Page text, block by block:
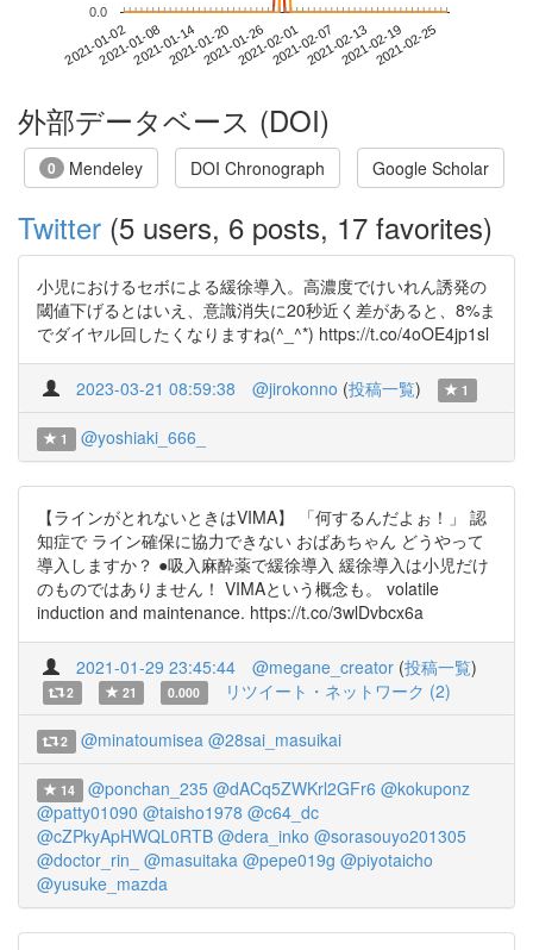
2021-01-022021-01-082021-01-142021-01-202021-01-262021-02-012021-02-072021-02-132021-02-192021-02-25
0.0
外部データベース (DOI)
0 Mendeley DOI Chronograph Google Scholar
Twitter (5 users, 6 posts, 17 favorites)
小児におけるセボによる緩徐導入。高濃度でけいれん誘発の
閾値下げるとはいえ、意識消失に20秒近く差があると、8%ま
でダイヤル回したくなりますね(^_^*) https://t.co/4oOE4jp1sl
2023-03-21 08:59:38 @jirokonno (投稿一覧) 1
1 @yoshiaki_666_
【ラインがとれないときはVIMA】 「何するんだよぉ！」 認
知症で ライン確保に協力できない おばあちゃん どうやって
導入しますか？ ●吸入麻酔薬で緩徐導入 緩徐導入は小児だけ
のものではありません！ VIMAという概念も。 volatile
induction and maintenance. https://t.co/3wlDvbcx6a
2021-01-29 23:45:44 @megane_creator (投稿一覧)
2 21 0.000 リツイート・ネットワーク (2)
2 @minatoumisea @28sai_masuikai
14 @ponchan_235 @dACq5ZWKrl2GFr6 @kokuponz
@patty01090 @taisho1978 @c64_dc
@cZPkyApHWQL0RTB @dera_inko @sorasouyo201305
@doctor_rin_
@masuitaka @pepe019g @piyotaicho
@yusuke_mazda